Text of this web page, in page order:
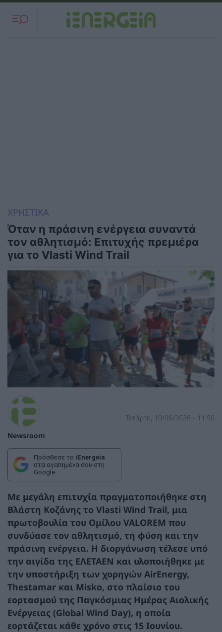
ΧΡΗΣΤΙΚΑ
Όταν η πράσινη ενέργεια συναντά
τον αθλητισμό: Επιτυχής πρεμιέρα
για το Vlasti Wind Trail
Newsroom
Τετάρτη, 10/06/2026 - 11:50
Πρόσθεσε το iEnergeia
στα αγαπημένα σου στη
Google
Με μεγάλη επιτυχία πραγματοποιήθηκε στη
Βλάστη Κοζάνης το Vlasti Wind Trail, μια
πρωτοβουλία του Ομίλου VALOREM που
συνδύασε τον αθλητισμό, τη φύση και την
πράσινη ενέργεια. Η διοργάνωση τέλεσε υπό
την αιγίδα της ΕΛΕΤΑΕΝ και υλοποιήθηκε με
την υποστήριξη των χορηγών AirEnergy,
Thestamar και Misko, στο πλαίσιο του
εορτασμού της Παγκόσμιας Ημέρας Αιολικής
Ενέργειας (Global Wind Day), η οποία
εορτάζεται κάθε χρόνο στις 15 Ιουνίου.